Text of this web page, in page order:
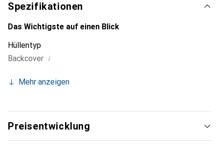
Spezifikationen
Das Wichtigste auf einen Blick
Hüllentyp
Backcover i
Mehr anzeigen
Preisentwicklung